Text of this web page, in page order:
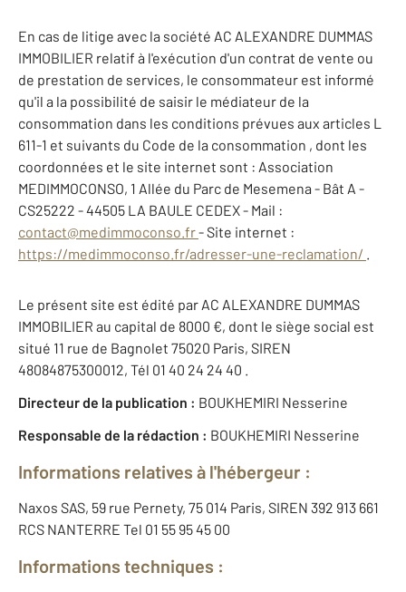
En cas de litige avec la société AC ALEXANDRE DUMMAS
IMMOBILIER relatif à l'exécution d'un contrat de vente ou
de prestation de services, le consommateur est informé
qu'il a la possibilité de saisir le médiateur de la
consommation dans les conditions prévues aux articles L
611-1 et suivants du Code de la consommation , dont les
coordonnées et le site internet sont : Association
MEDIMMOCONSO, 1 Allée du Parc de Mesemena - Bât A -
CS25222 - 44505 LA BAULE CEDEX - Mail :
contact@medimmoconso.fr- Site internet :
https://medimmoconso.fr/adresser-une-reclamation/ .
Le présent site est édité par AC ALEXANDRE DUMMAS
IMMOBILIER au capital de 8000 €, dont le siège social est
situé 11 rue de Bagnolet 75020 Paris, SIREN
48084875300012, Tél 01 40 24 24 40 .
Directeur de la publication : BOUKHEMIRI Nesserine
Responsable de la rédaction : BOUKHEMIRI Nesserine
Informations relatives à l'hébergeur :
Naxos SAS, 59 rue Pernety, 75 014 Paris, SIREN 392 913 661
RCS NANTERRE Tel 01 55 95 45 00
Informations techniques :